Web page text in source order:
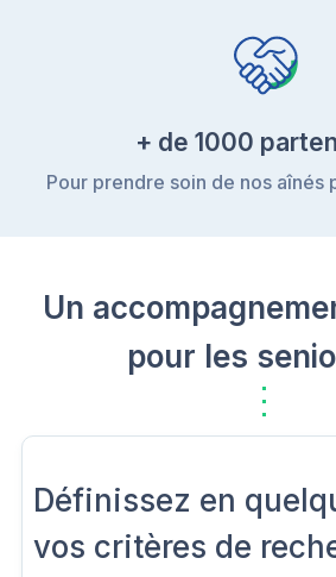
+ de 1000
Pour prendre soin de nos aînés
Un
pour les
Définissez en
vos critères de